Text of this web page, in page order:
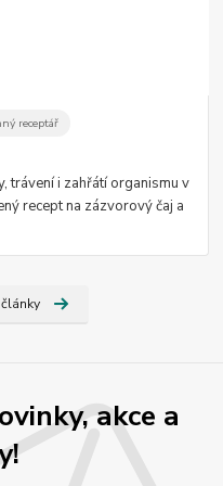
receptář
trávení i zahřátí organismu v
recept na zázvorový čaj a
akce a